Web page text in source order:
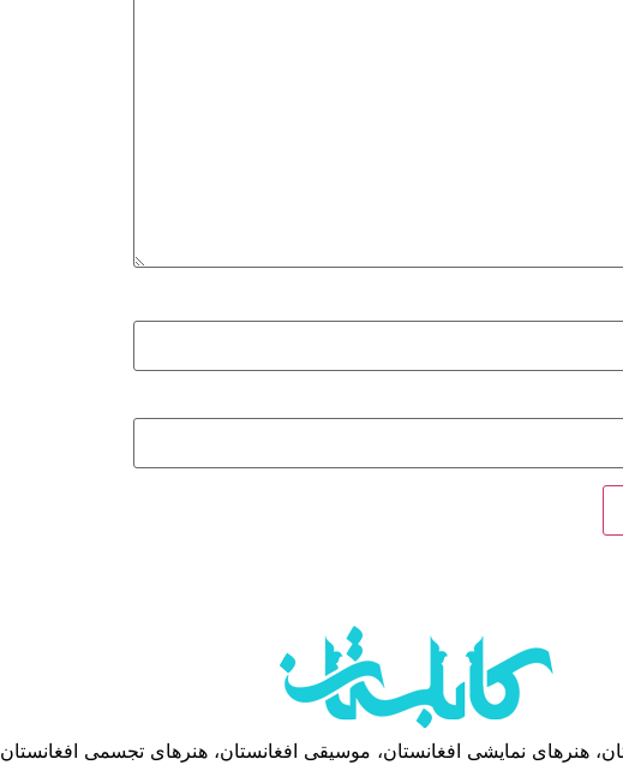
هنرهای نمایشی افغانستان، موسیقی افغانستان، هنرهای تجسمی افغانستان